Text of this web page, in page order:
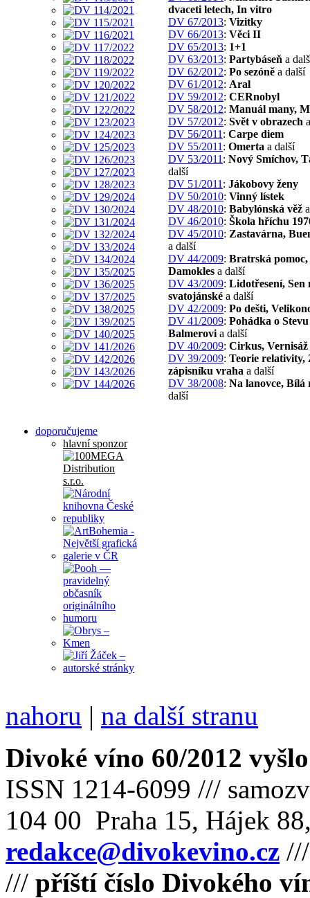
doporučujeme
hlavní sponzor
dvaceti letech, In vitro
DV 67/2013: Vizitky
DV 66/2013: Věci II
DV 65/2013: 1+1
DV 63/2013: Partybáseň a
DV 62/2012: Po sezóně a další
DV 61/2012: Aral
DV 59/2012: CERnobyl
DV 58/2012: Manuál many,
DV 57/2012: Svět v obrazech
DV 56/2011 : Carpe diem
DV 55/2011 : Omerta a další
DV 53/2011 : Nový Smíchov,
další
DV 51/2011 : Jákobovy ženy
DV 50/2010: Vinný lístek
DV 48/2010: Babylónská věž
DV 46/2010: Škola hříchu
DV 45/2010: Zastavárna,
a další
DV 44/2009: Bratrská pomoc,
Damokles a další
DV 43/2009: Lidotřesení, Sen
svatojánské a další
DV 42/2009: Po dešti,
DV 41/2009: Pohádka o Stevu
Balmerovi a další
DV 40/2009: Cirkus, Vernisáž
DV 39/2009: Teorie relativity,
zápisníku vraha a další
DV 38/2008: Na lanovce, Bílá
další
nahoru | na další stranu
Divoké víno 60/2012
ISSN 1214-6099 ///
104 00 Praha 15, Hájek
redakce@divokevino.cz
/// příští číslo Divokého